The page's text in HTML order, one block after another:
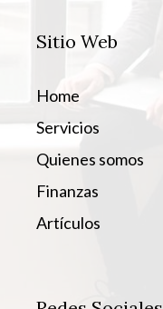
Sitio Web
Home
Servicios
Quienes somos
Finanzas
Artículos